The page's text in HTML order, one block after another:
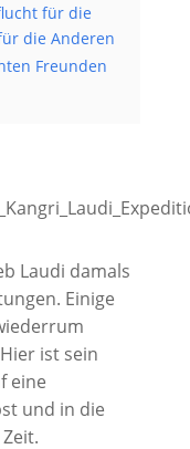
für die
die Anderen
Freunden
Laudi damals
Einige
ist sein
eine
und in die